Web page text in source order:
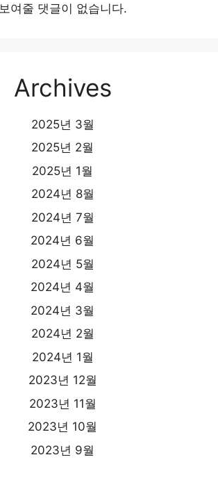
보여줄 댓글이 없습니다.
Archives
2025년 3월
2025년 2월
2025년 1월
2024년 8월
2024년 7월
2024년 6월
2024년 5월
2024년 4월
2024년 3월
2024년 2월
2024년 1월
2023년 12월
2023년 11월
2023년 10월
2023년 9월